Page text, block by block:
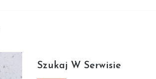
Szukaj W Serwisie